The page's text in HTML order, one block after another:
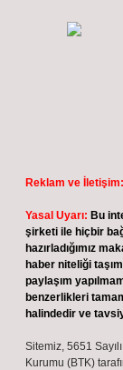
Reklam ve İletişim:
Yasal Uyarı: Bu
şirketi ile hiçbir
hazırladığımız
haber niteliği
paylaşım
benzerlikleri
halindedir ve
Sitemiz, 5651
Kurumu (BTK)